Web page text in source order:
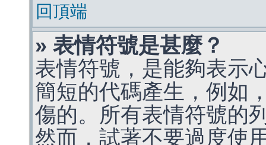
回頂端
» 表情符號是甚麼？
表情符號，是能夠表示
簡短的代碼產生，例如
傷的。所有表情符號的
然而，試著不要過度使